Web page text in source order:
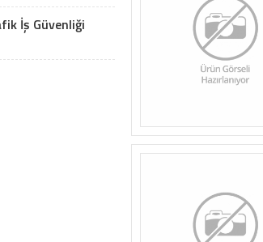
İş Güvenliği